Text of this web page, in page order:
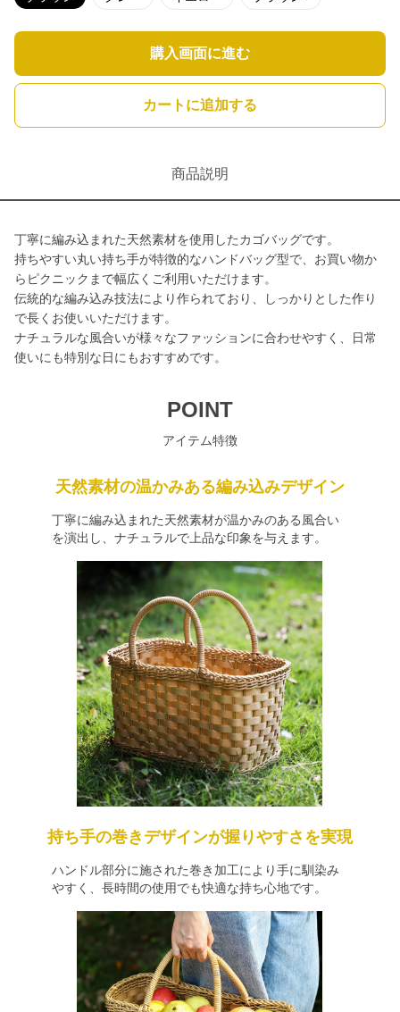
購入画面に進む
カートに追加する
商品説明
丁寧に編み込まれた天然素材を使用したカゴバッグです。
持ちやすい丸い持ち手が特徴的なハンドバッグ型で、お買い物か
らピクニックまで幅広くご利用いただけます。
伝統的な編み込み技法により作られており、しっかりとした作り
で長くお使いいただけます。
ナチュラルな風合いが様々なファッションに合わせやすく、日常
使いにも特別な日にもおすすめです。
POINT
アイテム特徴
天然素材の温かみある編み込みデザイン
丁寧に編み込まれた天然素材が温かみのある風合い
を演出し、ナチュラルで上品な印象を与えます。
持ち手の巻きデザインが握りやすさを実現
ハンドル部分に施された巻き加工により手に馴染み
やすく、長時間の使用でも快適な持ち心地です。